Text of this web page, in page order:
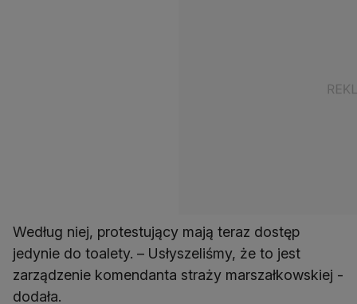
Według niej, protestujący mają teraz dostęp
jedynie do toalety. – Usłyszeliśmy, że to jest
zarządzenie komendanta straży marszałkowskiej -
dodała.